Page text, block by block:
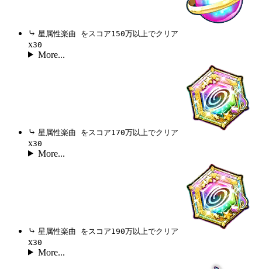
⤷ 星属性楽曲 をスコア150万以上でクリア
x30
More...
⤷ 星属性楽曲 をスコア170万以上でクリア
x30
More...
⤷ 星属性楽曲 をスコア190万以上でクリア
x30
More...